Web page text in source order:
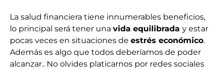
La salud financiera tiene innumerables beneficios,
lo principal será tener una vida equilibrada y estar
pocas veces en situaciones de estrés económico.
Además es algo que todos deberíamos de poder
alcanzar.. No olvides platicarnos por redes sociales